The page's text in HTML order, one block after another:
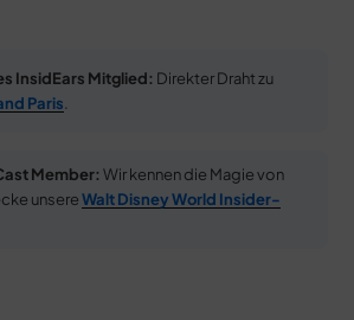
InsidEars Mitglied: Direkter Draht zu
Paris
Member: Wir kennen die Magie von
unsereWalt Disney World Insider-